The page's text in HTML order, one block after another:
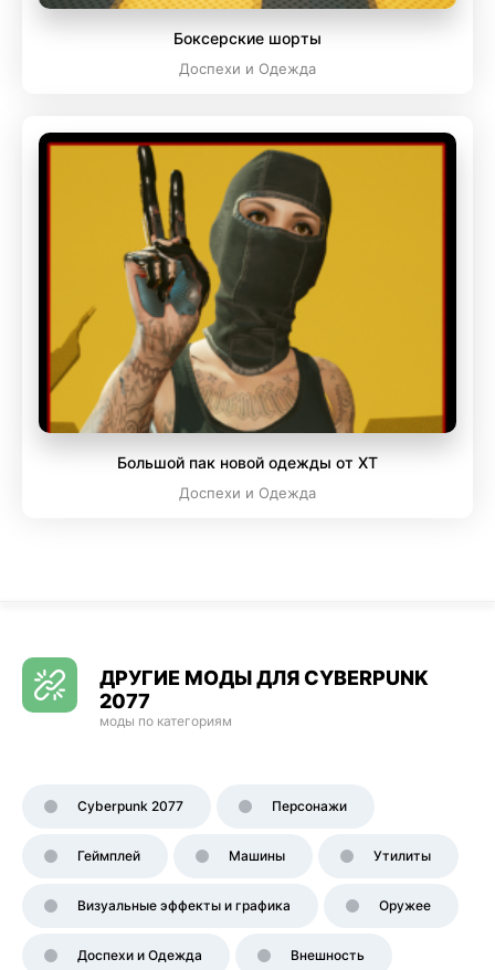
Боксерские шорты
Доспехи и Одежда
Большой пак новой одежды от XT
Доспехи и Одежда
ДРУГИЕ МОДЫ ДЛЯ CYBERPUNK
2077
моды по категориям
Cyberpunk 2077 Персонажи
Геймплей Машины Утилиты
Визуальные эффекты и графика Оружее
Доспехи и Одежда Внешность